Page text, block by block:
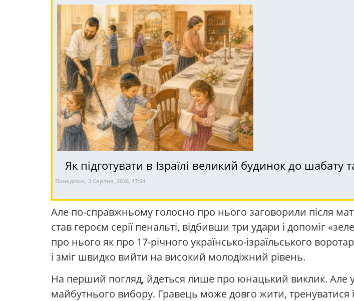
Як підготувати в Ізраїлі великий будинок до шабату
Понеділок, 3 Серпня, 2026, 17:54
Але по-справжньому голосно про нього заговорили після
став героєм серії пенальті, відбивши три удари і допоміг
про нього як про 17-річного українсько-ізраїльського
і зміг швидко вийти на високий молодіжний рівень.
На перший погляд, йдеться лише про юнацький виклик. Але
майбутнього вибору. Гравець може довго жити, тренуватися